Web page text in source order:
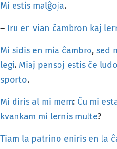
Mi estis malĝoja.
– Iru en vian ĉambron kaj
Mi sidis en mia ĉambro, sed
legi. Miaj pensoj estis ĉe ludo
sporto.
Mi diris al mi mem: Ĉu mi
kvankam mi lernis multe?
Tiam la patrino eniris en la